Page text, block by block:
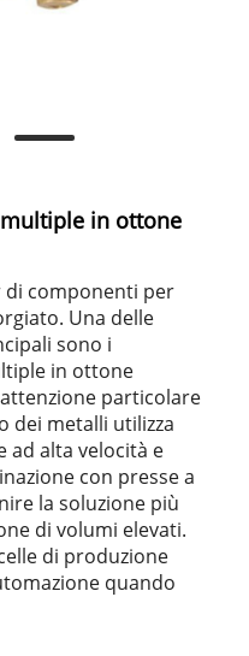
in ottone
di componenti per
Una delle
sono i
in ottone
particolare
dei metalli utilizza
ad alta velocità e
con presse a
la soluzione più
di volumi elevati.
di produzione
quando